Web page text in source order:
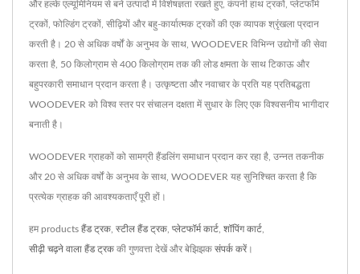
और हल्के एल्यूमिनियम से बने उत्पादों में विशेषज्ञता रखते हुए, कंपनी हाथ ट्रकों, प्लेटफॉर्म
ट्रकों, फोल्डिंग ट्रकों, सीढ़ियों और बहु-कार्यात्मक ट्रकों की एक व्यापक श्रृंखला प्रदान
करती है। 20 से अधिक वर्षों के अनुभव के साथ, WOODEVER विभिन्न उद्योगों की सेवा
करता है, 50 किलोग्राम से 400 किलोग्राम तक की लोड क्षमता के साथ टिकाऊ और
बहुपरकारी समाधान प्रदान करता है। उत्कृष्टता और नवाचार के प्रति यह प्रतिबद्धता
WOODEVER को विश्व स्तर पर संचालन दक्षता में सुधार के लिए एक विश्वसनीय भागीदार
बनाती है।
WOODEVER ग्राहकों को सामग्री हैंडलिंग समाधान प्रदान कर रहा है, उन्नत तकनीक
और 20 से अधिक वर्षों के अनुभव के साथ, WOODEVER यह सुनिश्चित करता है कि
प्रत्येक ग्राहक की आवश्यकताएँ पूरी हों।
हम products हैंड ट्रक स्टील हैंड ट्रक प्लेटफॉर्म कार्ट शॉपिंग कार्ट
सीढ़ी चढ़ने वाला हैंड ट्रक की गुणवत्ता देखें और बेझिझक संपर्क करें।